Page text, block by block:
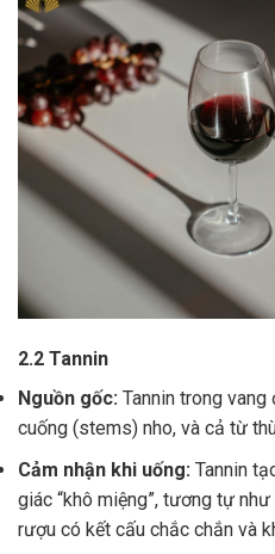
2.2 Tannin
Nguồn gốc: Tannin trong
cuống (stems) nho, và cả từ
Cảm nhận khi uống: Tannin
giác “khô miệng”, tương tự
rượu có kết cấu chắc chắn và